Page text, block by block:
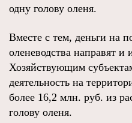
одну голову оленя.
Вместе с тем, деньги на
оленеводства направят и
Хозяйствующим
деятельность на
более 16,2 млн. руб. из
голову оленя.